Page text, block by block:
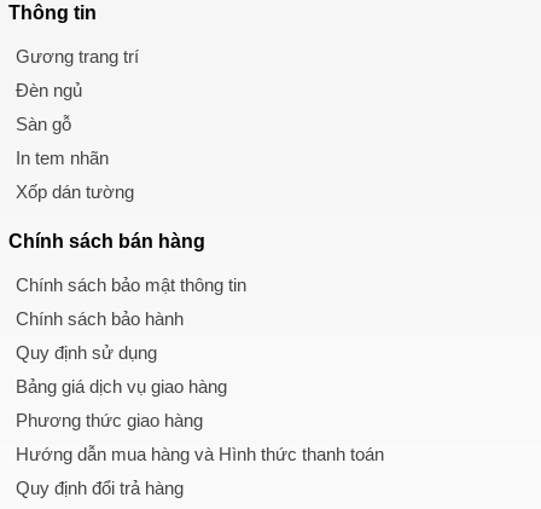
Thông tin
Gương trang trí
Đèn ngủ
Sàn gỗ
In tem nhãn
Xốp dán tường
Chính sách bán hàng
Chính sách bảo mật thông tin
Chính sách bảo hành
Quy định sử dụng
Bảng giá dịch vụ giao hàng
Phương thức giao hàng
Hướng dẫn mua hàng và Hình thức thanh toán
Quy định đổi trả hàng